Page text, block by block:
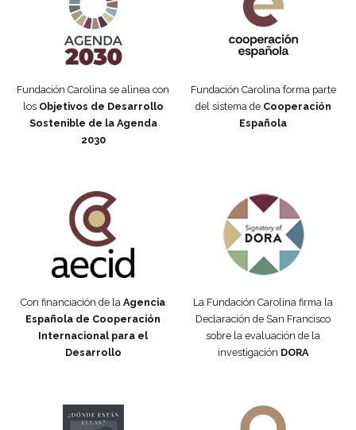
Fundación Carolina se alinea con
los Objetivos de Desarrollo
Sostenible de la Agenda
2030
Fundación Carolina forma parte
del sistema de Cooperación
Española
Con financiación de la Agencia
Española de Cooperación
Internacional para el
Desarrollo
La Fundación Carolina firma la
Declaración de San Francisco
sobre la evaluación de la
investigación DORA